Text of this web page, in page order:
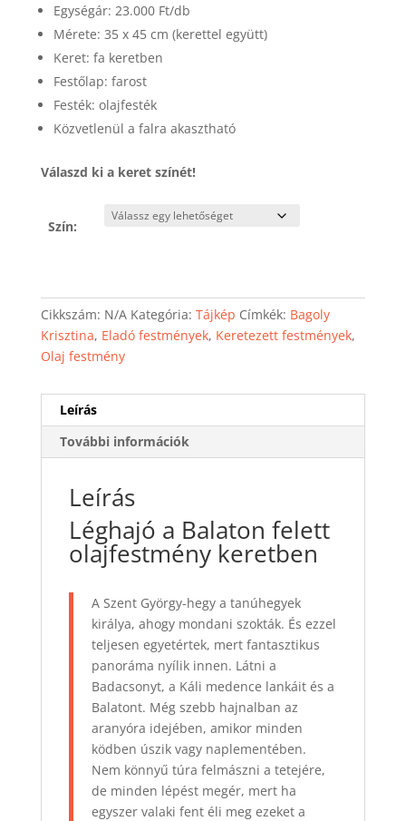
Egységár: 23.000 Ft/db
Mérete: 35 x 45 cm (kerettel együtt)
Keret: fa keretben
Festőlap: farost
Festék: olajfesték
Közvetlenül a falra akasztható
Válaszd ki a keret színét!
Szín:
Cikkszám: N/A Kategória: Tájkép Címkék: Bagoly
Krisztina, Eladó festmények, Keretezett festmények,
Olaj festmény
Leírás
További információk
Leírás
Léghajó a Balaton felett
olajfestmény keretben
A Szent György-hegy a tanúhegyek
királya, ahogy mondani szokták. És ezzel
teljesen egyetértek, mert fantasztikus
panoráma nyílik innen. Látni a
Badacsonyt, a Káli medence lankáit és a
Balatont. Még szebb hajnalban az
aranyóra idejében, amikor minden
ködben úszik vagy naplementében.
Nem könnyű túra felmászni a tetejére,
de minden lépést megér, mert ha
egyszer valaki fent éli meg ezeket a